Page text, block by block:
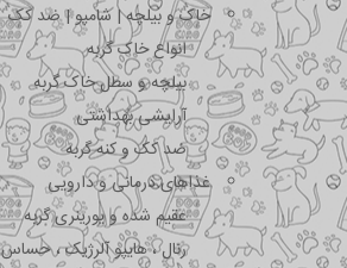
خاک و بیلچه | شامپو | ضد کک
انواع خاک گربه
بیلچه و سطل خاک گربه
آرایشی بهداشتی
ضد کک و کنه گربه
غذاهای درمانی و دارویی
عقیم شده و یورینری گربه
رنال ، هایپو آلرژیک ، حساس